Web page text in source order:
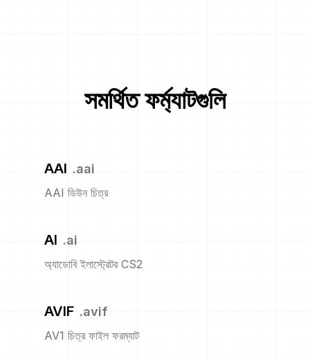
সমর্থিত ফর্ম্যাটগুলি
AAI .aai
AAI ডিউন চিত্র
AI .ai
অ্যাডোবি ইলাস্ট্রেটর CS2
AVIF .avif
AV1 চিত্র ফাইল ফরম্যাট